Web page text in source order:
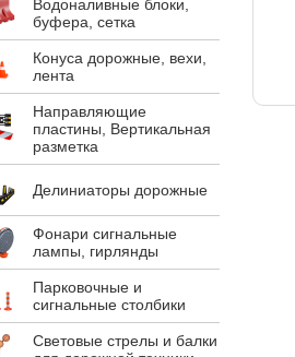
Водоналивные блоки,
буфера, сетка
Конуса дорожные, вехи,
лента
Направляющие
пластины, Вертикальная
разметка
Делиниаторы дорожные
Фонари сигнальные
лампы, гирлянды
Парковочные и
сигнальные столбики
Световые стрелы и балки